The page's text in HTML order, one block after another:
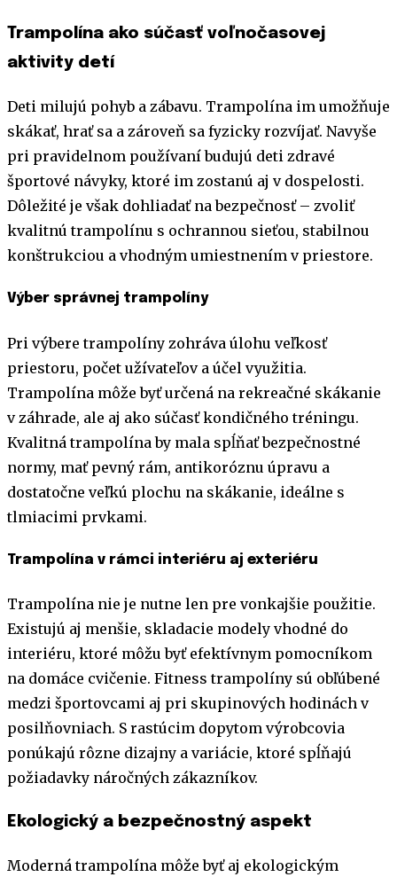
Trampolína ako súčasť voľnočasovej
aktivity detí
Deti milujú pohyb a zábavu. Trampolína im umožňuje
skákať, hrať sa a zároveň sa fyzicky rozvíjať. Navyše
pri pravidelnom používaní budujú deti zdravé
športové návyky, ktoré im zostanú aj v dospelosti.
Dôležité je však dohliadať na bezpečnosť – zvoliť
kvalitnú trampolínu s ochrannou sieťou, stabilnou
konštrukciou a vhodným umiestnením v priestore.
Výber správnej trampolíny
Pri výbere trampolíny zohráva úlohu veľkosť
priestoru, počet užívateľov a účel využitia.
Trampolína môže byť určená na rekreačné skákanie
v záhrade, ale aj ako súčasť kondičného tréningu.
Kvalitná trampolína by mala spĺňať bezpečnostné
normy, mať pevný rám, antikoróznu úpravu a
dostatočne veľkú plochu na skákanie, ideálne s
tlmiacimi prvkami.
Trampolína v rámci interiéru aj exteriéru
Trampolína nie je nutne len pre vonkajšie použitie.
Existujú aj menšie, skladacie modely vhodné do
interiéru, ktoré môžu byť efektívnym pomocníkom
na domáce cvičenie. Fitness trampolíny sú obľúbené
medzi športovcami aj pri skupinových hodinách v
posilňovniach. S rastúcim dopytom výrobcovia
ponúkajú rôzne dizajny a variácie, ktoré spĺňajú
požiadavky náročných zákazníkov.
Ekologický a bezpečnostný aspekt
Moderná trampolína môže byť aj ekologickým